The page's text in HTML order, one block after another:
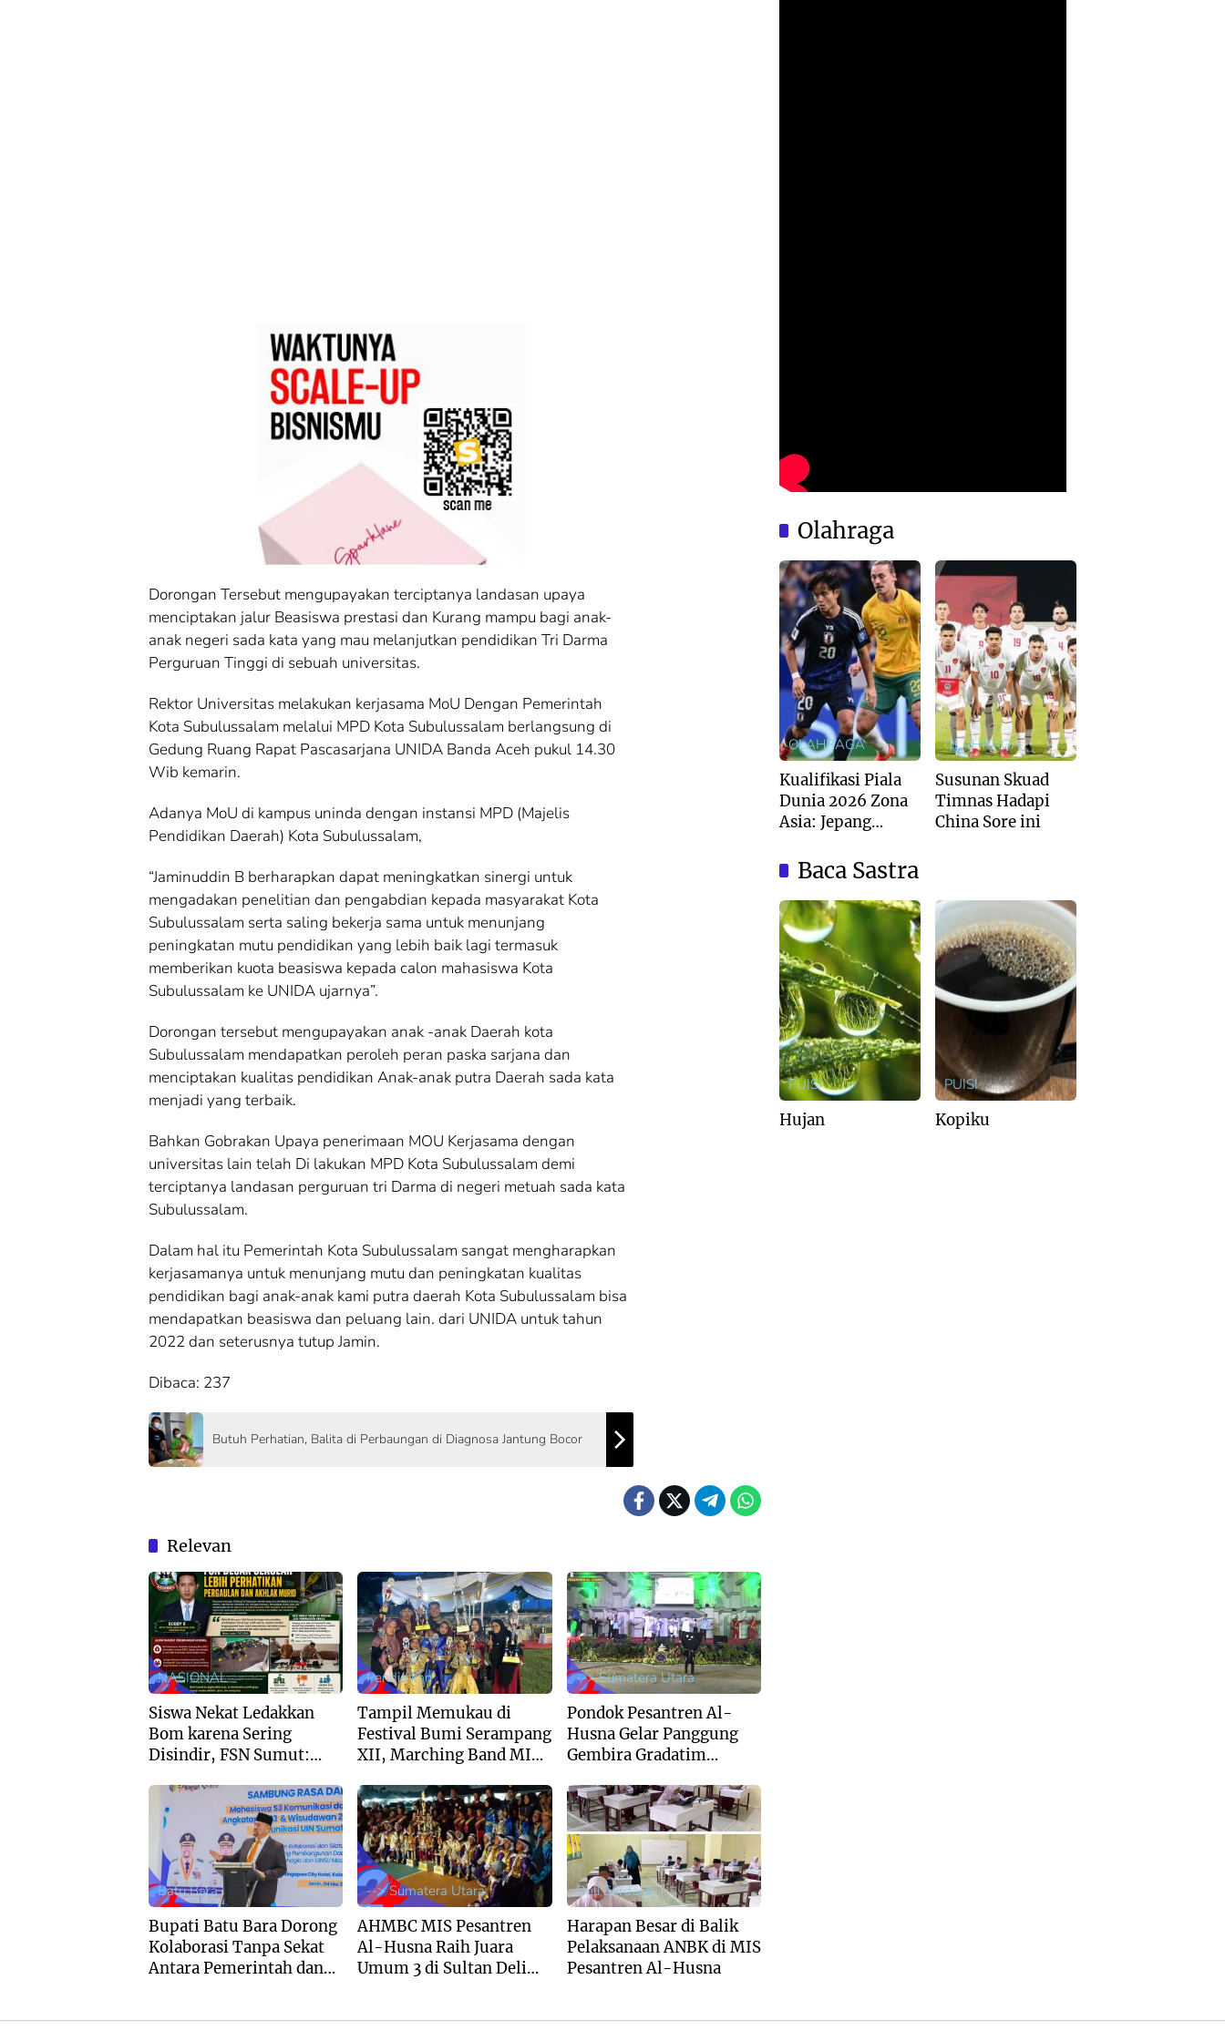
Dorongan Tersebut mengupayakan terciptanya landasan upaya
menciptakan jalur Beasiswa prestasi dan Kurang mampu bagi anak-
anak negeri sada kata yang mau melanjutkan pendidikan Tri Darma
Perguruan Tinggi di sebuah universitas.
Rektor Universitas melakukan kerjasama MoU Dengan Pemerintah
Kota Subulussalam melalui MPD Kota Subulussalam berlangsung di
Gedung Ruang Rapat Pascasarjana UNIDA Banda Aceh pukul 14.30
Wib kemarin.
Adanya MoU di kampus uninda dengan instansi MPD (Majelis
Pendidikan Daerah) Kota Subulussalam,
“Jaminuddin B berharapkan dapat meningkatkan sinergi untuk
mengadakan penelitian dan pengabdian kepada masyarakat Kota
Subulussalam serta saling bekerja sama untuk menunjang
peningkatan mutu pendidikan yang lebih baik lagi termasuk
memberikan kuota beasiswa kepada calon mahasiswa Kota
Subulussalam ke UNIDA ujarnya”.
Dorongan tersebut mengupayakan anak -anak Daerah kota
Subulussalam mendapatkan peroleh peran paska sarjana dan
menciptakan kualitas pendidikan Anak-anak putra Daerah sada kata
menjadi yang terbaik.
Bahkan Gobrakan Upaya penerimaan MOU Kerjasama dengan
universitas lain telah Di lakukan MPD Kota Subulussalam demi
terciptanya landasan perguruan tri Darma di negeri metuah sada kata
Subulussalam.
Dalam hal itu Pemerintah Kota Subulussalam sangat mengharapkan
kerjasamanya untuk menunjang mutu dan peningkatan kualitas
pendidikan bagi anak-anak kami putra daerah Kota Subulussalam bisa
mendapatkan beasiswa dan peluang lain. dari UNIDA untuk tahun
2022 dan seterusnya tutup Jamin.
Dibaca: 237
Butuh Perhatian, Balita di Perbaungan di Diagnosa Jantung Bocor
Relevan
NASIONAL
Siswa Nekat Ledakkan
Bom karena Sering
Disindir, FSN Sumut:
Kejar Nilai Akademik
Pendidikan
Tampil Memukau di
Festival Bumi Serampang
XII, Marching Band MIS
Umum I
--> Sumatera Utara
Pondok Pesantren Al-
Husna Gelar Panggung
Gembira Gradatim
Syukur dan Kreativitas
Santri
Batu Bara
Bupati Batu Bara Dorong
Kolaborasi Tanpa Sekat
Antara Pemerintah dan
--> Sumatera Utara
AHMBC MIS Pesantren
Al-Husna Raih Juara
Umum 3 di Sultan Deli
Deli Serdang
Harapan Besar di Balik
Pelaksanaan ANBK di MIS
Pesantren Al-Husna
Olahraga
OLAHRAGA
Kualifikasi Piala
Dunia 2026 Zona
Asia: Jepang
Australia
OLAHRAGA
Susunan Skuad
Timnas Hadapi
China Sore ini
Baca Sastra
PUISI
Hujan
PUISI
Kopiku